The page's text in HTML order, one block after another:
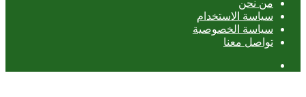
من نحن
سياسة الاستخدام
سياسة الخصوصية
تواصل معنا